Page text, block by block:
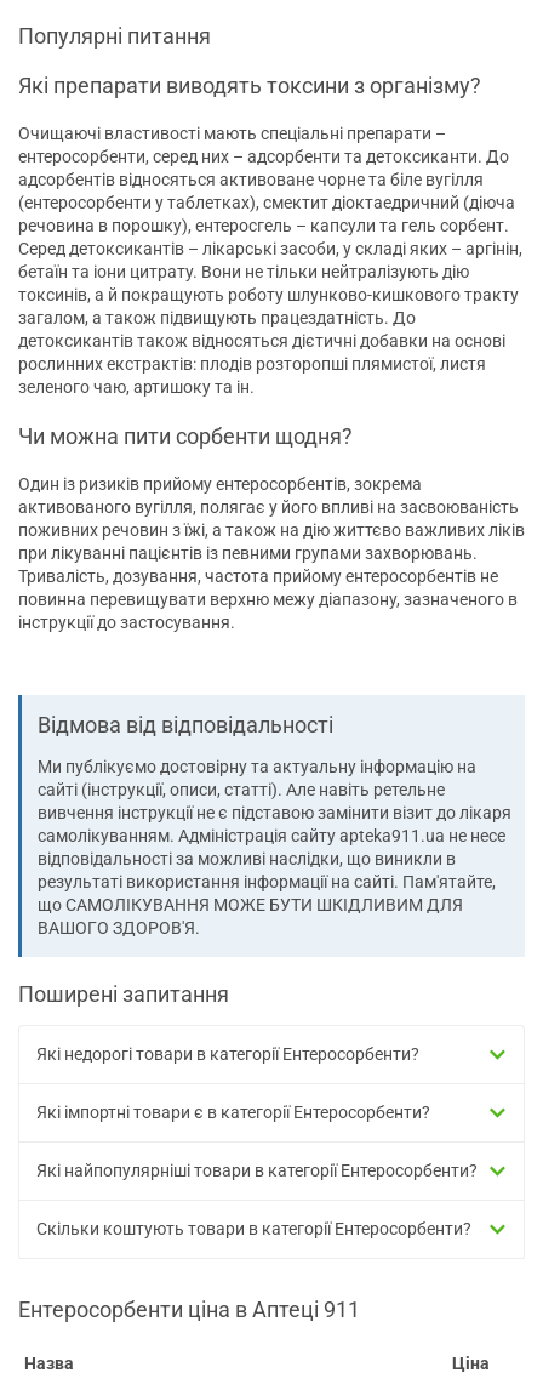
Популярні питання
Які препарати виводять токсини з організму?
Очищаючі властивості мають спеціальні препарати –
ентеросорбенти, серед них – адсорбенти та детоксиканти. До
адсорбентів відносяться активоване чорне та біле вугілля
(ентеросорбенти у таблетках), смектит діоктаедричний (діюча
речовина в порошку), ентеросгель – капсули та гель сорбент.
Серед детоксикантів – лікарські засоби, у складі яких – аргінін,
бетаїн та іони цитрату. Вони не тільки нейтралізують дію
токсинів, а й покращують роботу шлунково-кишкового тракту
загалом, а також підвищують працездатність. До
детоксикантів також відносяться дієтичні добавки на основі
рослинних екстрактів: плодів розторопші плямистої, листя
зеленого чаю, артишоку та ін.
Чи можна пити сорбенти щодня?
Один із ризиків прийому ентеросорбентів, зокрема
активованого вугілля, полягає у його впливі на засвоюваність
поживних речовин з їжі, а також на дію життєво важливих ліків
при лікуванні пацієнтів із певними групами захворювань.
Тривалість, дозування, частота прийому ентеросорбентів не
повинна перевищувати верхню межу діапазону, зазначеного в
інструкції до застосування.
Відмова від відповідальності
Ми публікуємо достовірну та актуальну інформацію на
сайті (інструкції, описи, статті). Але навіть ретельне
вивчення інструкції не є підставою замінити візит до лікаря
самолікуванням. Адміністрація сайту apteka911.ua не несе
відповідальності за можливі наслідки, що виникли в
результаті використання інформації на сайті. Пам'ятайте,
що САМОЛІКУВАННЯ МОЖЕ БУТИ ШКІДЛИВИМ ДЛЯ
ВАШОГО ЗДОРОВ'Я.
Поширені запитання
Які недорогі товари в категорії Ентеросорбенти?
Які імпортні товари є в категорії Ентеросорбенти?
Які найпопулярніші товари в категорії Ентеросорбенти?
Скільки коштують товари в категорії Ентеросорбенти?
Ентеросорбенти ціна в Аптеці 911
Назва Ціна